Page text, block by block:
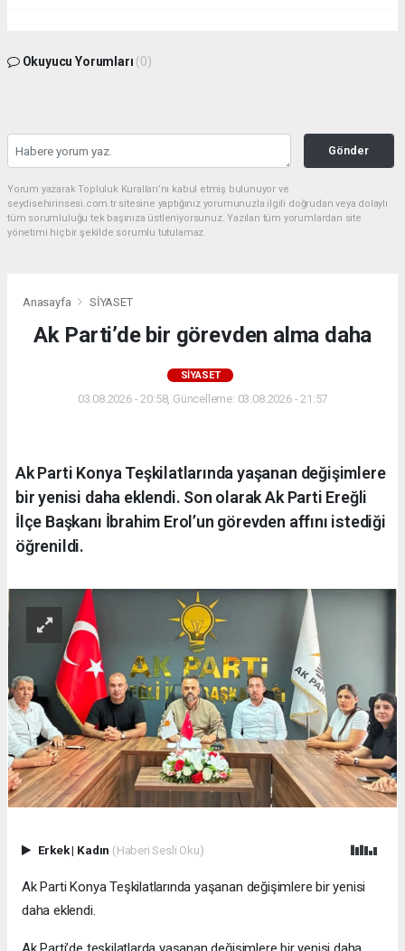
Okuyucu Yorumları (0)
Gönder
Yorum yazarak Topluluk Kuralları’nı kabul etmiş bulunuyor ve
seydisehirinsesi.com.tr sitesine yaptığınız yorumunuzla ilgili doğrudan veya dolaylı
tüm sorumluluğu tek başınıza üstleniyorsunuz. Yazılan tüm yorumlardan site
yönetimi hiçbir şekilde sorumlu tutulamaz.
Anasayfa SİYASET
Ak Parti’de bir görevden alma daha
SİYASET
03.08.2026 - 20:58, Güncelleme: 03.08.2026 - 21:57
Ak Parti Konya Teşkilatlarında yaşanan değişimlere
bir yenisi daha eklendi. Son olarak Ak Parti Ereğli
İlçe Başkanı İbrahim Erol’un görevden affını istediği
öğrenildi.
Erkek| Kadın (Haberi Sesli Oku)
Ak Parti Konya Teşkilatlarında yaşanan değişimlere bir yenisi
daha eklendi.